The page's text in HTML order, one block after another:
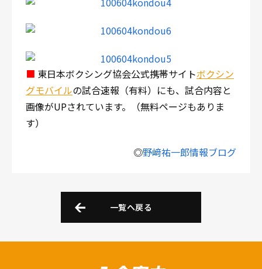
■ 東日本ボクシング協会公式携帯サイトボクシン
グモバイルの試合速報（有料）にも、試合内容と
画像がUPされています。（無料ページもありま
す）
◎野﨑祐一郎情報ブログ
一覧へ戻る